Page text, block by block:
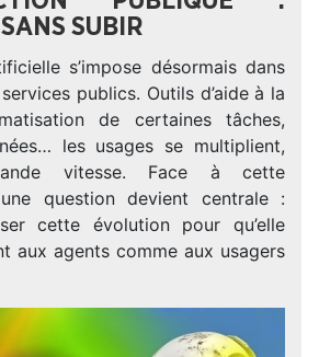
SUBIR
s’impose désormais dans
publics. Outils d’aide à la
de certaines tâches,
les usages se multiplient,
vitesse. Face à cette
question devient centrale :
cette évolution pour qu’elle
aux agents comme aux usagers